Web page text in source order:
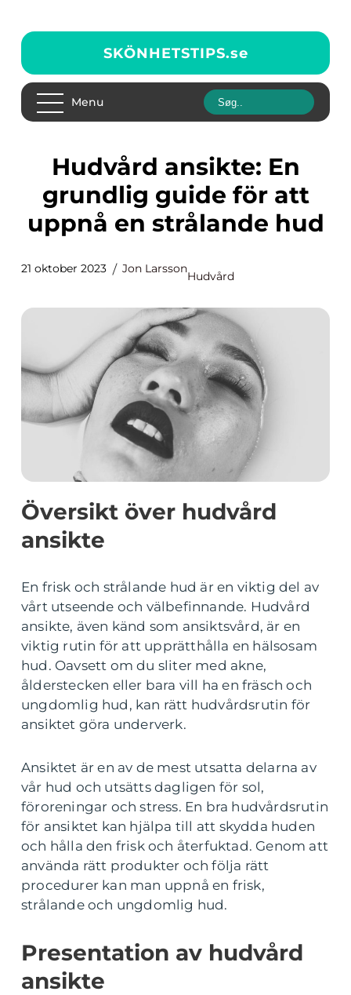
SKÖNHETSTIPS.se
Menu
Hudvård ansikte: En
grundlig guide för att
uppnå en strålande hud
21 oktober 2023 Jon Larsson
Hudvård
Översikt över hudvård
ansikte
En frisk och strålande hud är en viktig del av
vårt utseende och välbefinnande. Hudvård
ansikte, även känd som ansiktsvård, är en
viktig rutin för att upprätthålla en hälsosam
hud. Oavsett om du sliter med akne,
ålderstecken eller bara vill ha en fräsch och
ungdomlig hud, kan rätt hudvårdsrutin för
ansiktet göra underverk.
Ansiktet är en av de mest utsatta delarna av
vår hud och utsätts dagligen för sol,
föroreningar och stress. En bra hudvårdsrutin
för ansiktet kan hjälpa till att skydda huden
och hålla den frisk och återfuktad. Genom att
använda rätt produkter och följa rätt
procedurer kan man uppnå en frisk,
strålande och ungdomlig hud.
Presentation av hudvård
ansikte